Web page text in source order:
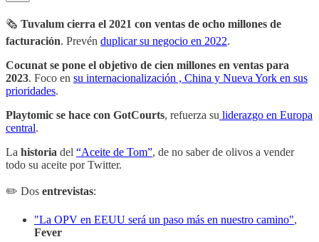
🗞 Tuvalum cierra el 2021 con ventas de ocho millones de
facturación. Prevén duplicar su negocio en 2022.
Cocunat se pone el objetivo de cien millones en ventas para
2023. Foco en su internacionalización , China y Nueva York en sus
prioridades.
Playtomic se hace con GotCourts, refuerza su liderazgo en Europa
central.
La historia del “Aceite de Tom”, de no saber de olivos a vender
todo su aceite por Twitter.
✏️ Dos entrevistas:
"La OPV en EEUU será un paso más en nuestro camino",
Fever